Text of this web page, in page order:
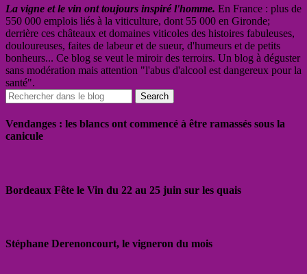
La vigne et le vin ont toujours inspiré l'homme. En France : plus de
550 000 emplois liés à la viticulture, dont 55 000 en Gironde;
derrière ces châteaux et domaines viticoles des histoires fabuleuses,
douloureuses, faites de labeur et de sueur, d'humeurs et de petits
bonheurs... Ce blog se veut le miroir des terroirs. Un blog à déguster
sans modération mais attention "l'abus d'alcool est dangereux pour la
santé".
Vendanges : les blancs ont commencé à être ramassés sous la
canicule
Bordeaux Fête le Vin du 22 au 25 juin sur les quais
Stéphane Derenoncourt, le vigneron du mois